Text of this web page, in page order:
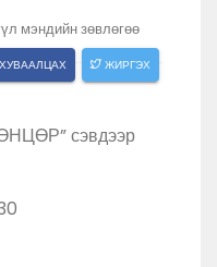
мэндийн зөвлөгөө
ХУВААЛЦАХ ЖИРГЭХ
сэвдээр